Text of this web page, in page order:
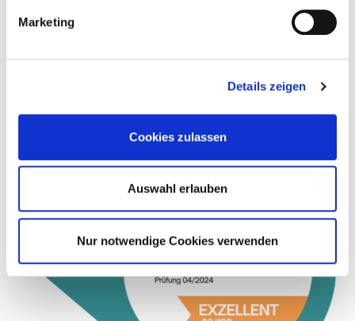
Marketing
Details zeigen
Cookies zulassen
Auswahl erlauben
Nur notwendige Cookies verwenden
Mehr erfahren Mehr